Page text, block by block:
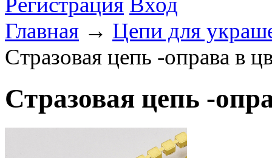
Главная → Цепи для
Стразовая цепь -оправа в
Стразовая цепь -